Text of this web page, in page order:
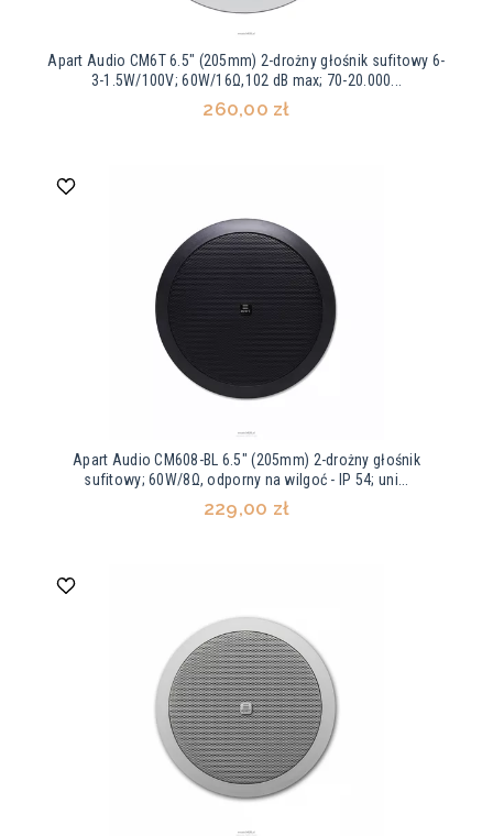
Apart Audio CM6T 6.5" (205mm) 2-drożny głośnik sufitowy 6-
3-1.5W/100V; 60W/16Ω,102 dB max; 70-20.000...
260,00 zł
Apart Audio CM608-BL 6.5" (205mm) 2-drożny głośnik
sufitowy; 60W/8Ω, odporny na wilgoć - IP 54; uni...
229,00 zł